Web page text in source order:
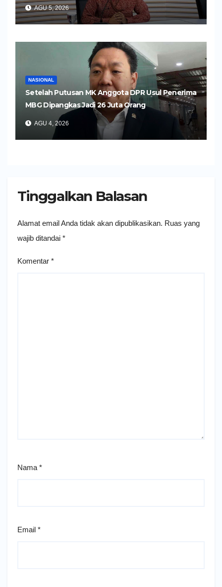
AGU 5, 2026
NASIONAL
Setelah Putusan MK Anggota DPR Usul Penerima
MBG Dipangkas Jadi 26 Juta Orang
AGU 4, 2026
Tinggalkan Balasan
Alamat email Anda tidak akan dipublikasikan. Ruas yang
wajib ditandai *
Komentar *
Nama *
Email *